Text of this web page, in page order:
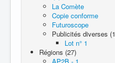
La Comète
Copie conforme
Futuroscope
Publicités diverses
Lot n° 1
Régions (27)